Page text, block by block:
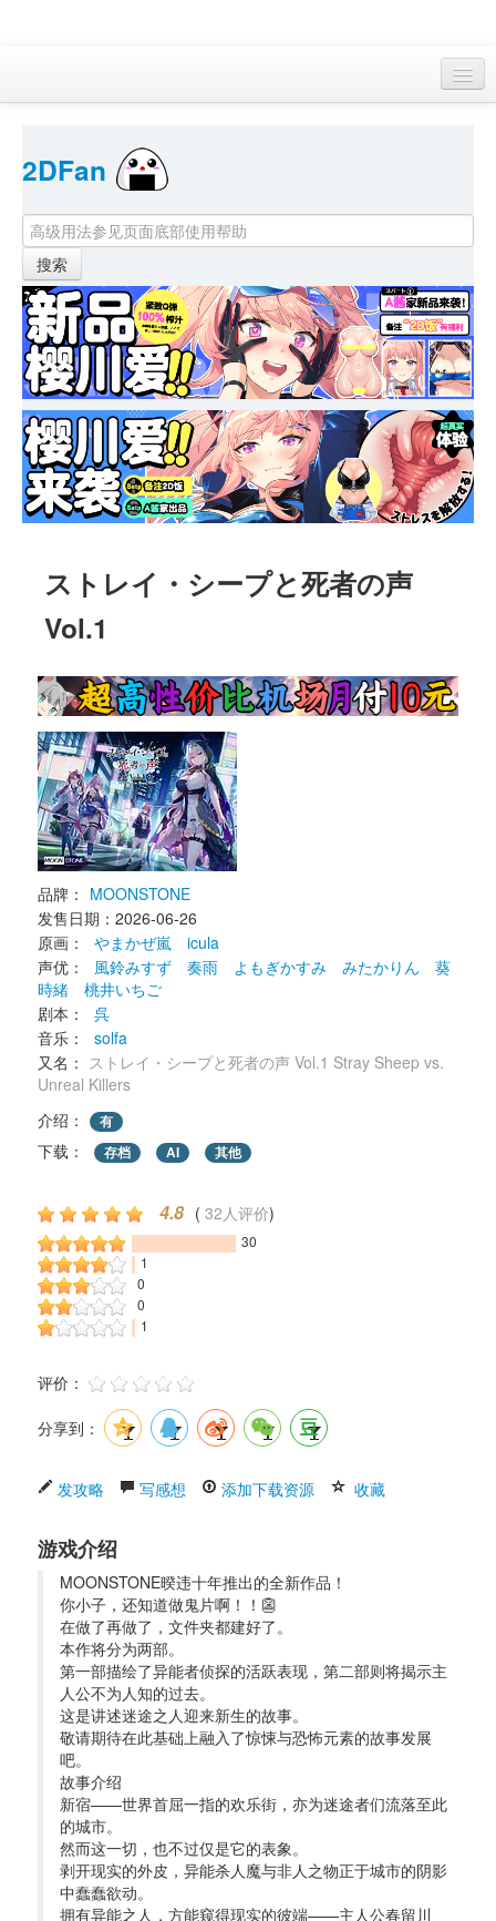
首页
找游戏
下资源
目录
本月新作
站内动态
小组
KF Online
2DFan
ストレイ・シープと死者の声
Vol.1
品牌： MOONSTONE
发售日期：2026-06-26
原画：
やまかぜ嵐
icula
声优：
風鈴みすず 奏雨 よもぎかすみ みたかりん
葵
時緒
桃井いちご
剧本：
呉
音乐：
solfa
又名： ストレイ・シープと死者の声 Vol.1 Stray Sheep vs.
Unreal Killers
介绍：
有
下载： 存档 AI 其他
4.8 ( 32人评价)
30
1
0
0
1
评价：
分享到：
发攻略 写感想 添加下载资源 收藏
游戏介绍
MOONSTONE暌违十年推出的全新作品！
你小子，还知道做鬼片啊！！👺
在做了再做了，文件夹都建好了。
本作将分为两部。
第一部描绘了异能者侦探的活跃表现，第二部则将揭示主
人公不为人知的过去。
这是讲述迷途之人迎来新生的故事。
敬请期待在此基础上融入了惊悚与恐怖元素的故事发展
吧。
故事介绍
新宿——世界首屈一指的欢乐街，亦为迷途者们流落至此
的城市。
然而这一切，也不过仅是它的表象。
剥开现实的外皮，异能杀人魔与非人之物正于城市的阴影
中蠢蠢欲动。
拥有异能之人，方能窥得现实的彼端——主人公春留川